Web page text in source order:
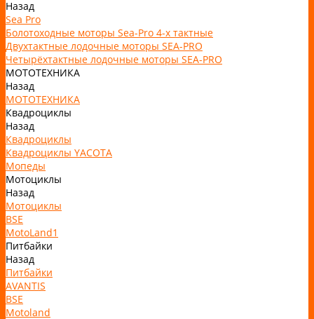
Назад
Sea Pro
Болотоходные моторы Sea-Pro 4-х тактные
Двухтактные лодочные моторы SEA-PRO
Четырёхтактные лодочные моторы SEA-PRO
МОТОТЕХНИКА
Назад
МОТОТЕХНИКА
Квадроциклы
Назад
Квадроциклы
Квадроциклы YACOTA
Мопеды
Мотоциклы
Назад
Мотоциклы
BSE
MotoLand1
Питбайки
Назад
Питбайки
AVANTIS
BSE
Motoland